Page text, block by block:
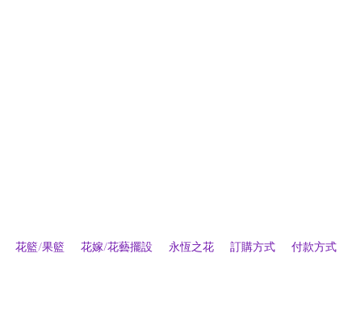
花籃/果籃 花嫁/花藝擺設 永恆之花 訂購方式 付款方式